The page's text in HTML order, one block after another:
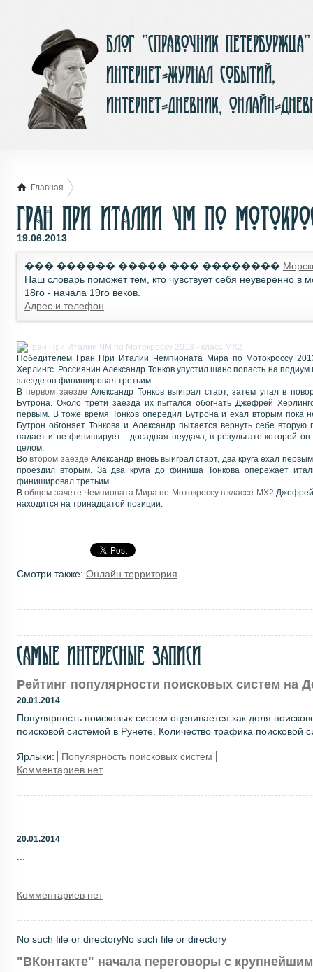
Блог ”Справочник Петербуржца”
интернет-журнал событий,
интернет-дневник, онлайн-
Главная
Гран При Италии ЧМ по
19.06.2013
��� ������ ����� ��� ��������
Наш словарь поможет тем, кто чувствует себя неуверенно в
18го - начала 19го веков.
Адрес и телефон
Победителем Гран При Италии Чемпионата Мира по Мотокроссу
Херлингс. Россиянин Александр Тонков упустил шанс попасть на
заезде он финишировал третьим.
Впервом заезде Александр Тонков выиграл старт, затем упал в
Бутрона. Около трети заезда их пытался обогнать Джефрей
первым. В тоже время Тонков опередил Бутрона и ехал вторым пока
Бутрон обгоняет Тонкова и Александр пытается вернуть себе
падает и не финиширует - досадная неудача, в результате которой
целом.
Вовтором заезде Александр вновь выиграл старт, два круга ехал
проездил вторым. За два круга до финиша Тонкова опережает
финишировал третьим.
Вобщем зачете Чемпионата Мира по Мотокроссу в классе MX2 Джефрей
находится на тринадцатой позиции.
Смотри также: Онлайн территория
Самые интересные записи
Рейтинг популярности поисковых систем на
20.01.2014
Популярность поисковых систем оценивается как доля
поисковой системой в Рунете. Количество трафика
Ярлыки:
Популярность поисковых систем
Комментариев нет
20.01.2014
Комментариев нет
No such file or directoryNo such file or directory
"ВКонтакте" начала переговоры с